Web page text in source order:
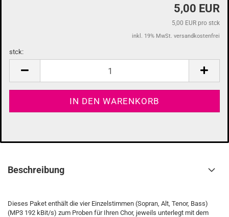
5,00 EUR
5,00 EUR pro stck
inkl. 19% MwSt. versandkostenfrei
stck:
Beschreibung
Dieses Paket enthält die vier Einzelstimmen (Sopran, Alt, Tenor, Bass)
(MP3 192 kBit/s) zum Proben für Ihren Chor, jeweils unterlegt mit dem